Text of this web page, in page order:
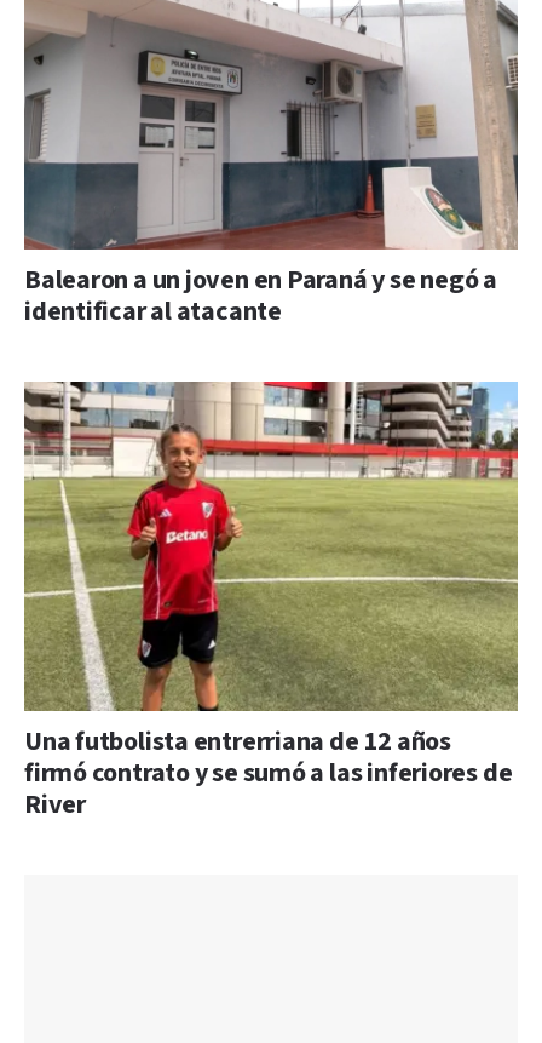
Balearon a un joven en Paraná y se negó a
identificar al atacante
Una futbolista entrerriana de 12 años
firmó contrato y se sumó a las inferiores de
River